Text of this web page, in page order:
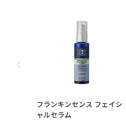
フランキンセンス フェイシ
ャルセラム